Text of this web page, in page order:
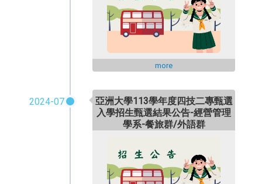
more
2024-07
亞洲大學113學年度四技二專甄選
入學招生甄選結果公告-經營管理
學系-餐旅群/外語群